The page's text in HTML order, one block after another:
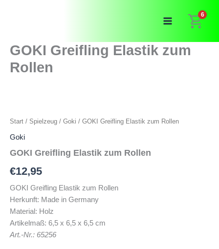
6
GOKI Greifling Elastik zum
Rollen
Start / Spielzeug / Goki / GOKI Greifling Elastik zum Rollen
Goki
GOKI Greifling Elastik zum Rollen
€12,95
GOKI Greifling Elastik zum Rollen
Herkunft: Made in Germany
Material: Holz
Artikelmaß: 6,5 x 6,5 x 6,5 cm
Art.-Nr.: 65256